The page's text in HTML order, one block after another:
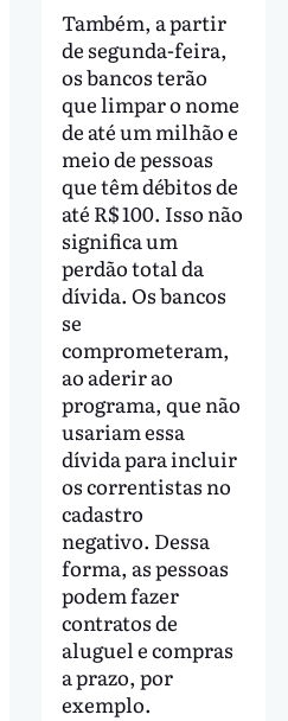
Também, a partir
de segunda-feira,
os bancos terão
que limpar o nome
de até um milhão e
meio de pessoas
que têm débitos de
até R$ 100. Isso não
significa um
perdão total da
dívida. Os bancos
se
comprometeram,
ao aderir ao
programa, que não
usariam essa
dívida para incluir
os correntistas no
cadastro
negativo. Dessa
forma, as pessoas
podem fazer
contratos de
aluguel e compras
a prazo, por
exemplo.